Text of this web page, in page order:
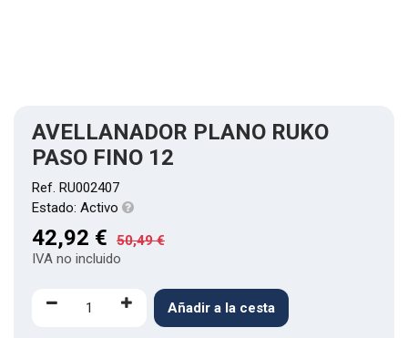
AVELLANADOR PLANO RUKO
PASO FINO 12
Ref. RU002407
Estado: Activo
42,92 € 50,49€
IVA no incluido
Añadir a la cesta